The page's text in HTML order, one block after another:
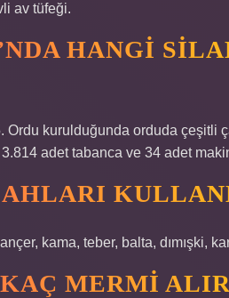
av tüfeği.
HANGI
Ordu kurulduğunda orduda çeşitli
adet tabanca ve 34 adet
kama, teber, balta, dımışki,
MERMI